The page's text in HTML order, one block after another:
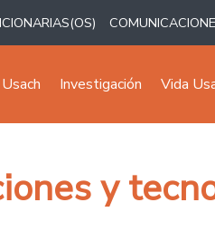
Investigación Vida
y